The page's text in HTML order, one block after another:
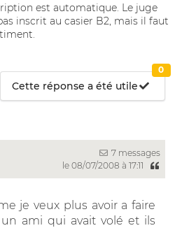
est automatique. Le juge
inscrit au casier B2, mais il faut
Cette réponse a été utile
0
7 messages
le 08/07/2008 à 17:11
je veux plus avoir a faire
ami qui avait volé et ils